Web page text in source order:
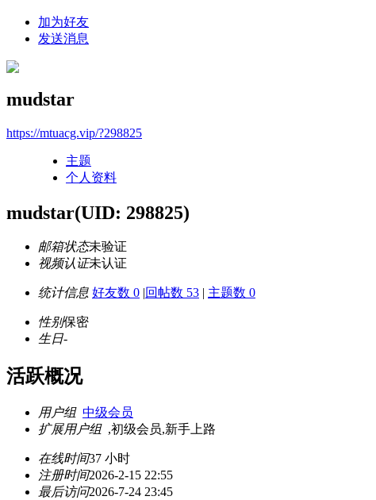
加为好友
发送消息
mudstar
https://mtuacg.vip/?298825
主题
个人资料
mudstar(UID: 298825)
邮箱状态未验证
视频认证未认证
统计信息 好友数 0 |回帖数 53 | 主题数 0
性别保密
生日-
活跃概况
用户组 中级会员
扩展用户组 ,初级会员,新手上路
在线时间37 小时
注册时间2026-2-15 22:55
最后访问2026-7-24 23:45